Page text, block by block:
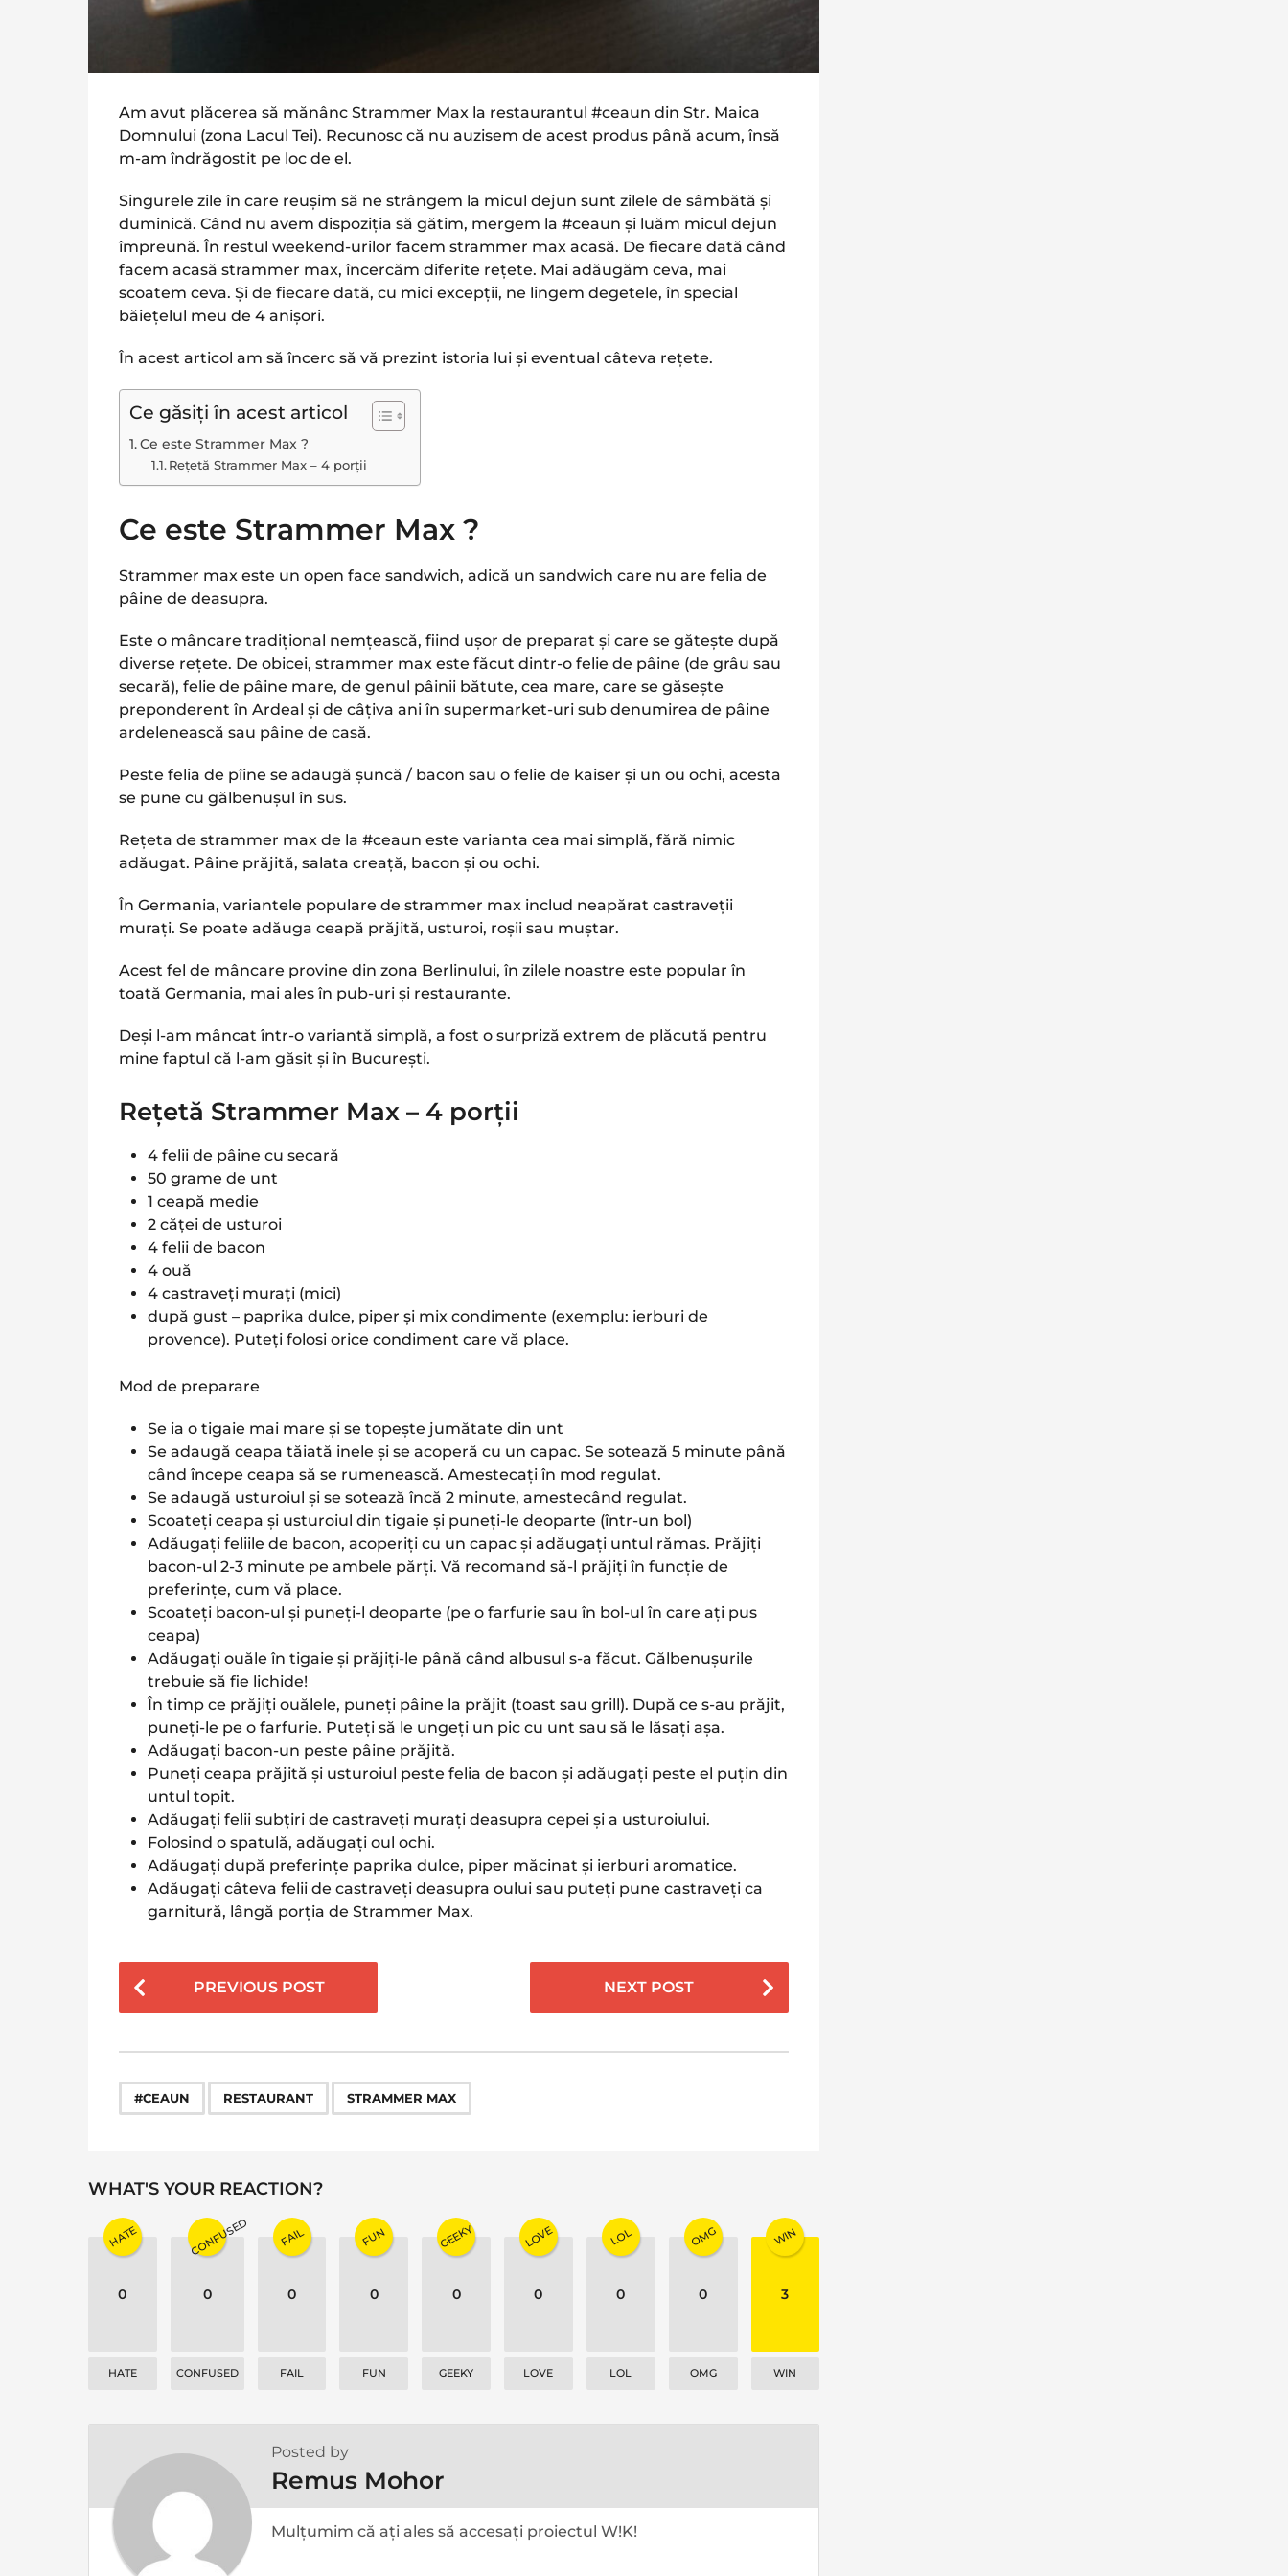
Am avut plăcerea să mănânc Strammer Max la restaurantul #ceaun din Str. Maica
Domnului (zona Lacul Tei). Recunosc că nu auzisem de acest produs până acum, însă
m-am îndrăgostit pe loc de el.
Singurele zile în care reușim să ne strângem la micul dejun sunt zilele de sâmbătă și
duminică. Când nu avem dispoziția să gătim, mergem la #ceaun și luăm micul dejun
împreună. În restul weekend-urilor facem strammer max acasă. De fiecare dată când
facem acasă strammer max, încercăm diferite rețete. Mai adăugăm ceva, mai
scoatem ceva. Și de fiecare dată, cu mici excepții, ne lingem degetele, în special
băiețelul meu de 4 anișori.
În acest articol am să încerc să vă prezint istoria lui și eventual câteva rețete.
Ce găsiți în acest articol
Ce este Strammer Max ?
Rețetă Strammer Max – 4 porții
Ce este Strammer Max ?
Strammer max este un open face sandwich, adică un sandwich care nu are felia de
pâine de deasupra.
Este o mâncare tradițional nemțească, fiind ușor de preparat și care se gătește după
diverse rețete. De obicei, strammer max este făcut dintr-o felie de pâine (de grâu sau
secară), felie de pâine mare, de genul pâinii bătute, cea mare, care se găsește
preponderent în Ardeal și de câțiva ani în supermarket-uri sub denumirea de pâine
ardelenească sau pâine de casă.
Peste felia de pîine se adaugă șuncă / bacon sau o felie de kaiser și un ou ochi, acesta
se pune cu gălbenușul în sus.
Rețeta de strammer max de la #ceaun este varianta cea mai simplă, fără nimic
adăugat. Pâine prăjită, salata creață, bacon și ou ochi.
În Germania, variantele populare de strammer max includ neapărat castraveții
murați. Se poate adăuga ceapă prăjită, usturoi, roșii sau muștar.
Acest fel de mâncare provine din zona Berlinului, în zilele noastre este popular în
toată Germania, mai ales în pub-uri și restaurante.
Deși l-am mâncat într-o variantă simplă, a fost o surpriză extrem de plăcută pentru
mine faptul că l-am găsit și în București.
Rețetă Strammer Max – 4 porții
4 felii de pâine cu secară
50 grame de unt
1 ceapă medie
2 căței de usturoi
4 felii de bacon
4 ouă
4 castraveți murați (mici)
după gust – paprika dulce, piper și mix condimente (exemplu: ierburi de
provence). Puteți folosi orice condiment care vă place.
Mod de preparare
Se ia o tigaie mai mare și se topește jumătate din unt
Se adaugă ceapa tăiată inele și se acoperă cu un capac. Se sotează 5 minute până
când începe ceapa să se rumenească. Amestecați în mod regulat.
Se adaugă usturoiul și se sotează încă 2 minute, amestecând regulat.
Scoateți ceapa și usturoiul din tigaie și puneți-le deoparte (într-un bol)
Adăugați feliile de bacon, acoperiți cu un capac și adăugați untul rămas. Prăjiți
bacon-ul 2-3 minute pe ambele părți. Vă recomand să-l prăjiți în funcție de
preferințe, cum vă place.
Scoateți bacon-ul și puneți-l deoparte (pe o farfurie sau în bol-ul în care ați pus
ceapa)
Adăugați ouăle în tigaie și prăjiți-le până când albusul s-a făcut. Gălbenușurile
trebuie să fie lichide!
În timp ce prăjiți ouălele, puneți pâine la prăjit (toast sau grill). După ce s-au prăjit,
puneți-le pe o farfurie. Puteți să le ungeți un pic cu unt sau să le lăsați așa.
Adăugați bacon-un peste pâine prăjită.
Puneți ceapa prăjită și usturoiul peste felia de bacon și adăugați peste el puțin din
untul topit.
Adăugați felii subțiri de castraveți murați deasupra cepei și a usturoiului.
Folosind o spatulă, adăugați oul ochi.
Adăugați după preferințe paprika dulce, piper măcinat și ierburi aromatice.
Adăugați câteva felii de castraveți deasupra oului sau puteți pune castraveți ca
garnitură, lângă porția de Strammer Max.
P
o
P
i
n
a
t
n
PREVIOUS POST NEXT POST
#CEAUN RESTAURANT STRAMMER MAX
WHAT'S YOUR REACTION?
HATE
0
HATE
CONFUSED
0
CONFUSED
FAIL
0
FAIL
FUN
0
FUN
GEEKY
0
GEEKY
LOVE
0
LOVE
LOL
0
LOL
OMG
0
OMG
WIN
3
WIN
Posted by
Remus Mohor
Mulțumim că ați ales să accesați proiectul W!K!